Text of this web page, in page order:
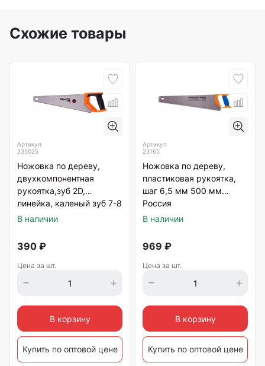
Схожие товары
Артикул
235025
Ножовка по дереву,
двухкомпонентная
рукоятка,зуб 2D,
линейка, каленый зуб 7-8
TPI 450мм Sparta
В наличии
390 ₽
Цена за шт.
В корзину
Купить по оптовой цене
Артикул
23165
Ножовка по дереву,
пластиковая рукоятка,
шаг 6,5 мм 500 мм
Россия
В наличии
969 ₽
Цена за шт.
В корзину
Купить по оптовой цене